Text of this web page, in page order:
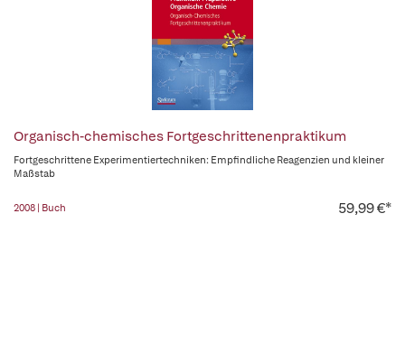
Organisch-chemisches Fortgeschrittenenpraktikum
Fortgeschrittene Experimentiertechniken: Empfindliche Reagenzien und kleiner
Maßstab
2008 | Buch 59,99 €*